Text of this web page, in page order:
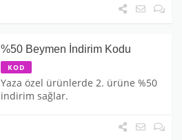
%50 Beymen İndirim Kodu
KOD
Yaza özel ürünlerde 2. ürüne %50
indirim sağlar.